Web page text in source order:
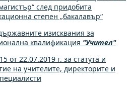
след придобита
степен „бакалавър“
изисквания за
квалификация "Учител"
от 22.07.2019 г. за статута и
на учителите, директорите и